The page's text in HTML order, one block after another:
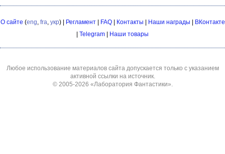
О сайте (eng fra укр) | Регламент| FAQ| Контакты | Наши награды | ВКонтакте
| Telegram | Наши товары
Любое использование материалов сайта допускается только с указанием
активной ссылки на источник.
© 2005-2026 «Лаборатория Фантастики»